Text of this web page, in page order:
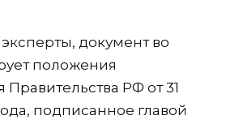
документ во
положения
Правительства РФ от 31
подписанное главой